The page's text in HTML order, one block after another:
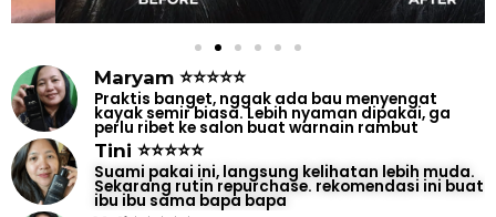
Maryam ⭐⭐⭐⭐⭐
Praktis banget, nggak ada bau menyengat
kayak semir biasa. Lebih nyaman dipakai, ga
perlu ribet ke salon buat warnain rambut
Tini ⭐⭐⭐⭐⭐
Suami pakai ini, langsung kelihatan lebih muda.
Sekarang rutin repurchase. rekomendasi ini buat
ibu ibu sama bapa bapa